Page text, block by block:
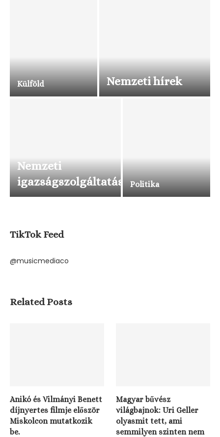
Külföld Nemzeti hírek
Nemzeti
igazságszolgáltatás
Politika
TikTok Feed
@musicmediaco
Related Posts
Anikó és Vilmányi Benett
díjnyertes filmje először
Miskolcon mutatkozik
be.
Magyar bűvész
világbajnok: Uri Geller
olyasmit tett, ami
semmilyen szinten nem